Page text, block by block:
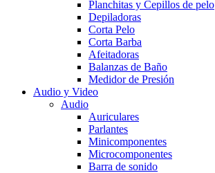
Planchitas y Cepillos de pelo
Depiladoras
Corta Pelo
Corta Barba
Afeitadoras
Balanzas de Baño
Medidor de Presión
Audio y Video
Audio
Auriculares
Parlantes
Minicomponentes
Microcomponentes
Barra de sonido